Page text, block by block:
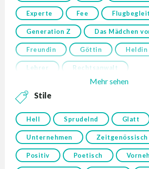
Experte Fee
Generation Z Das Mädchen
Freundin Göttin Heldin
Lehrer Rechtsanwalt
Mehr sehen
Stile
Hell Sprudelnd Glatt
Unternehmen Zeitgenössisch
Positiv Poetisch